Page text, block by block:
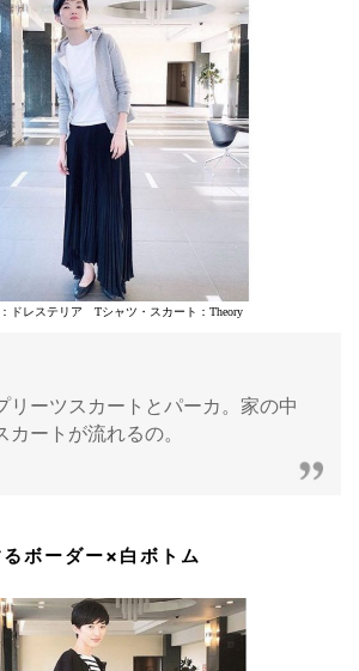
ドレステリア Tシャツ・スカート：Theory
リーツスカートとパーカ。家の中
カートが流れるの。
ボーダー×白ボトム